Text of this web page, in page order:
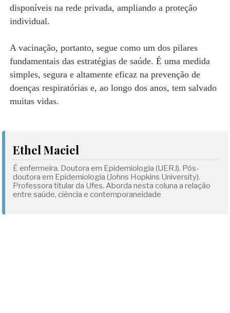
disponíveis na rede privada, ampliando a proteção
individual.
A vacinação, portanto, segue como um dos pilares
fundamentais das estratégias de saúde. É uma medida
simples, segura e altamente eficaz na prevenção de
doenças respiratórias e, ao longo dos anos, tem salvado
muitas vidas.
Ethel Maciel
É enfermeira. Doutora em Epidemiologia (UERJ). Pós-
doutora em Epidemiologia (Johns Hopkins University).
Professora titular da Ufes. Aborda nesta coluna a relação
entre saúde, ciência e contemporaneidade